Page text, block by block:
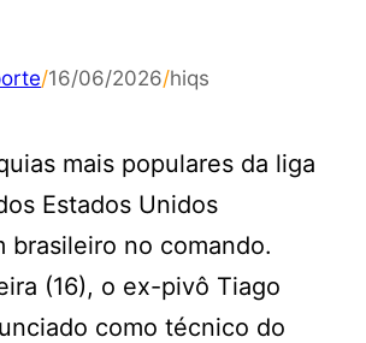
/16/06/2026/hiqs
mais populares da liga
Estados Unidos
brasileiro no comando.
(16), o ex-pivô Tiago
como técnico do